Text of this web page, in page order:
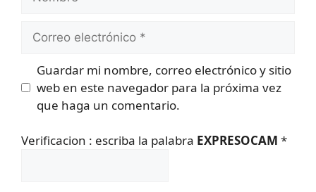
electrónico
Guardar mi nombre, correo electrónico y sitio
web en este navegador para la próxima vez
que haga un comentario.
Verificacion : escriba la palabra EXPRESOCAM *